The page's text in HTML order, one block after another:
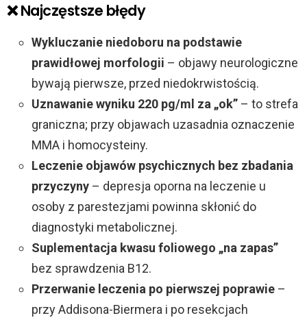
❌ Najczęstsze błędy
Wykluczanie niedoboru na podstawie
prawidłowej morfologii – objawy neurologiczne
bywają pierwsze, przed niedokrwistością.
Uznawanie wyniku 220 pg/ml za „ok” – to strefa
graniczna; przy objawach uzasadnia oznaczenie
MMA i homocysteiny.
Leczenie objawów psychicznych bez zbadania
przyczyny – depresja oporna na leczenie u
osoby z parestezjami powinna skłonić do
diagnostyki metabolicznej.
Suplementacja kwasu foliowego „na zapas”
bez sprawdzenia B12.
Przerwanie leczenia po pierwszej poprawie –
przy Addisona-Biermera i po resekcjach